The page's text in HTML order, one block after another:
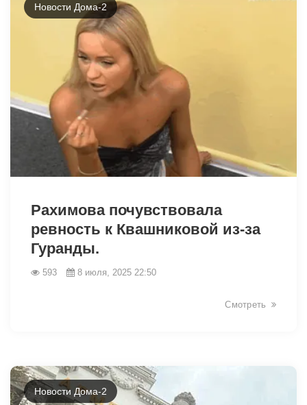
Новости Дома-2
Рахимова почувствовала
ревность к Квашниковой из-за
Гуранды.
593 8 июля, 2025 22:50
Смотреть
Новости Дома-2